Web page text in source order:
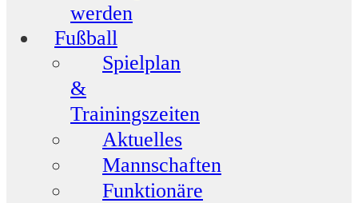
werden
Fußball
Spielplan
&
Trainingszeiten
Aktuelles
Mannschaften
Funktionäre